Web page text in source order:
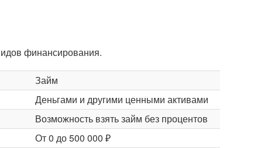
финансирования.
Займ
Деньгами и другими ценными активами
Возможность взять займ без процентов
От 0 до 500 000 ₽